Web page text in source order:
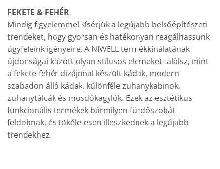
FEKETE & FEHÉR
Mindig figyelemmel kísérjük a legújabb belsőépítészeti
trendeket, hogy gyorsan és hatékonyan reagálhassunk
ügyfeleink igényeire. A NIWELL termékkínálatának
újdonságai között olyan stílusos elemeket találsz, mint
a fekete-fehér dizájnnal készült kádak, modern
szabadon álló kádak, különféle zuhanykabinok,
zuhanytálcák és mosdókagylók. Ezek az esztétikus,
funkcionális termékek bármilyen fürdőszobát
feldobnak, és tökéletesen illeszkednek a legújabb
trendekhez.